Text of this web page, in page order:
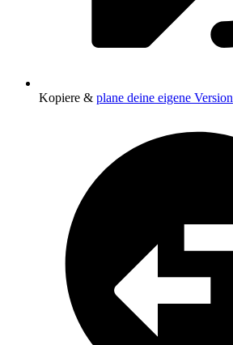
Kopiere & plane deine eigene Version